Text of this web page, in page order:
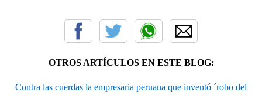
OTROS ARTÍCULOS EN ESTE BLOG:
Contra las cuerdas la empresaria peruana que inventó ´robo del